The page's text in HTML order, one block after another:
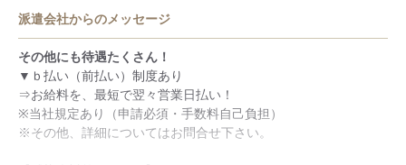
研修制度が充実
研修制度があるので、未経験の方も安心してご応募いただけます
♪研修では、基本的な接客マナーから、お仕事に必要な知識ま
で、初心者の方でもわかりやすい研修を行います。お仕事開始後
も営業担当が店舗に定期的に伺うので困ったことや分からないこ
とは、気軽に相談できますよ☆
派遣会社からのメッセージ
その他にも待遇たくさん！
▼ｂ払い（前払い）制度あり
⇒お給料を、最短で翌々営業日払い！
※当社規定あり（申請必須・手数料自己負担）
※その他、詳細についてはお問合せ下さい。